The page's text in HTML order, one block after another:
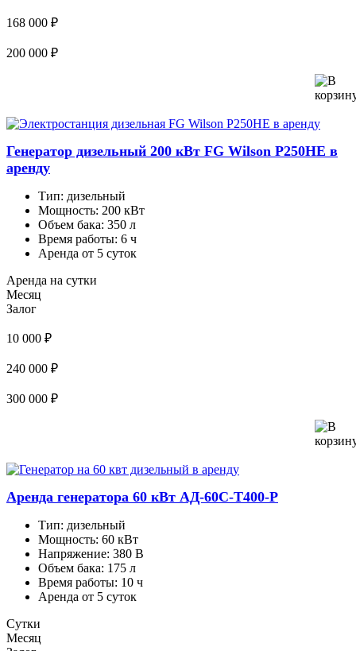
168 000 ₽
200 000 ₽
Генератор дизельный 200 кВт FG Wilson P250HE в
аренду
Тип: дизельный
Мощность: 200 кВт
Объем бака: 350 л
Время работы: 6 ч
Аренда от 5 суток
Аренда на сутки
Месяц
Залог
10 000 ₽
240 000 ₽
300 000 ₽
Аренда генератора 60 кВт АД-60С-Т400-Р
Тип: дизельный
Мощность: 60 кВт
Напряжение: 380 В
Объем бака: 175 л
Время работы: 10 ч
Аренда от 5 суток
Сутки
Месяц